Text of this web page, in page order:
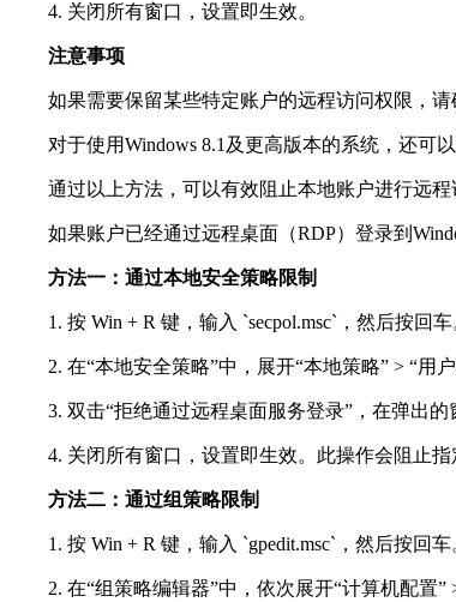
4. 关闭所有窗口，设置即生效。
注意事项
如果需要保留某些特定账户的远程访问权限，请
对于使用Windows 8.1及更高版本的系统，还可
通过以上方法，可以有效阻止本地账户进行远程
如果账户已经通过远程桌面（RDP）登录到
方法一：通过本地安全策略限制
1. 按 Win + R 键，输入 `secpol.msc`，然后按回车
2. 在“本地安全策略”中，展开“本地策略” > “用户
3. 双击“拒绝通过远程桌面服务登录”，在弹出
4. 关闭所有窗口，设置即生效。此操作会阻止指
方法二：通过组策略限制
1. 按 Win + R 键，输入 `gpedit.msc`，然后按回车
2. 在“组策略编辑器”中，依次展开“计算机配置”